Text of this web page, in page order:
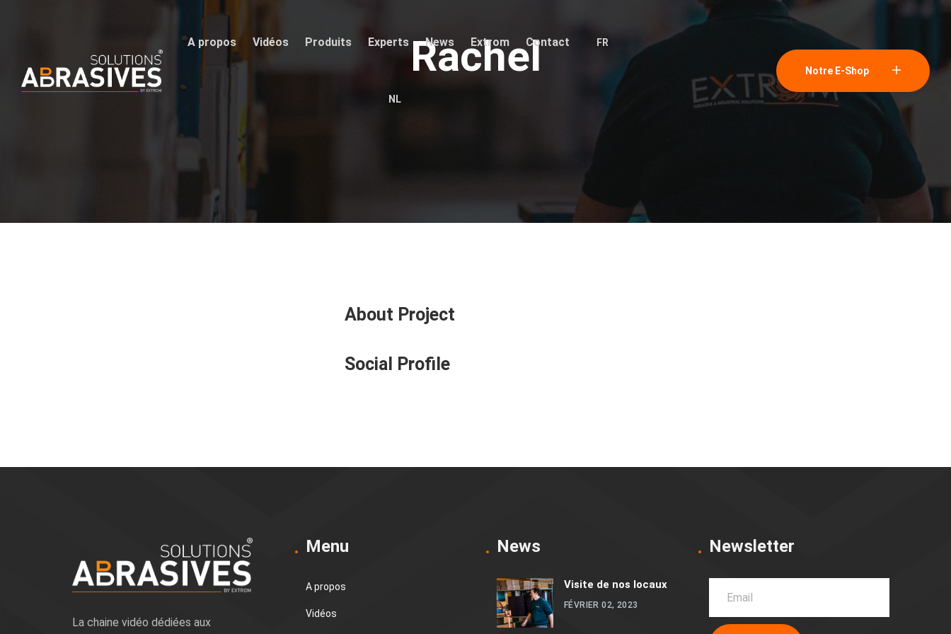
A propos Vidéos Produits Experts News Extrom Contact FR
NL
Notre E-Shop
Rachel
About Project
Social Profile
La chaine vidéo dédiées aux
Menu
A propos
Vidéos
News
Visite de nos locaux
FÉVRIER 02, 2023
Newsletter